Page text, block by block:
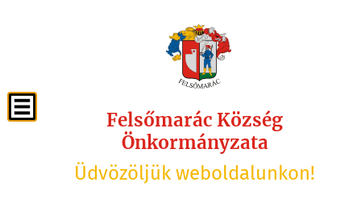
Felsőmarác Község
Önkormányzata
Üdvözöljük weboldalunkon!